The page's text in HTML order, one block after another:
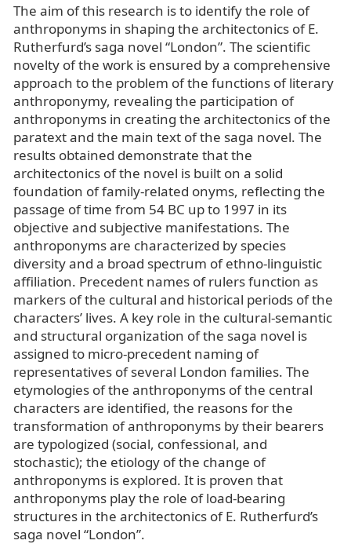
The aim of this research is to identify the role of
anthroponyms in shaping the architectonics of E.
Rutherfurd’s saga novel “London”. The scientific
novelty of the work is ensured by a comprehensive
approach to the problem of the functions of literary
anthroponymy, revealing the participation of
anthroponyms in creating the architectonics of the
paratext and the main text of the saga novel. The
results obtained demonstrate that the
architectonics of the novel is built on a solid
foundation of family-related onyms, reflecting the
passage of time from 54 BC up to 1997 in its
objective and subjective manifestations. The
anthroponyms are characterized by species
diversity and a broad spectrum of ethno-linguistic
affiliation. Precedent names of rulers function as
markers of the cultural and historical periods of the
characters’ lives. A key role in the cultural-semantic
and structural organization of the saga novel is
assigned to micro-precedent naming of
representatives of several London families. The
etymologies of the anthroponyms of the central
characters are identified, the reasons for the
transformation of anthroponyms by their bearers
are typologized (social, confessional, and
stochastic); the etiology of the change of
anthroponyms is explored. It is proven that
anthroponyms play the role of load-bearing
structures in the architectonics of E. Rutherfurd’s
saga novel “London”.